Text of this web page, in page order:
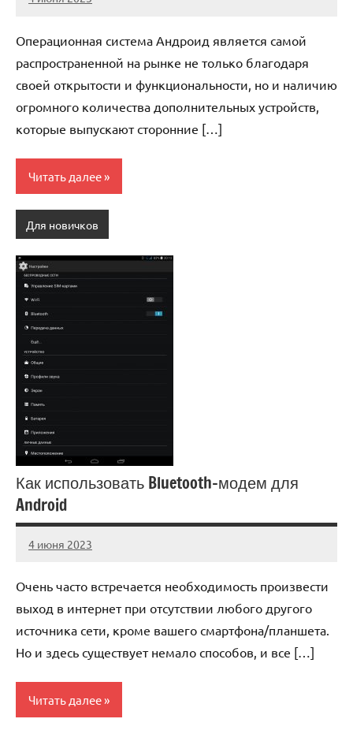
anti_shpion_
Нет
Операционная система Андроид является самой
распространенной на рынке не только благодаря
своей открытости и функциональности, но и наличию
огромного количества дополнительных устройств,
которые выпускают сторонние […]
Читать далее
Для новичков
Как использовать Bluetooth-модем для
Android
4 июня 2023
anti_shpion_
Нет
Очень часто встречается необходимость произвести
выход в интернет при отсутствии любого другого
источника сети, кроме вашего смартфона/планшета.
Но и здесь существует немало способов, и все […]
Читать далее